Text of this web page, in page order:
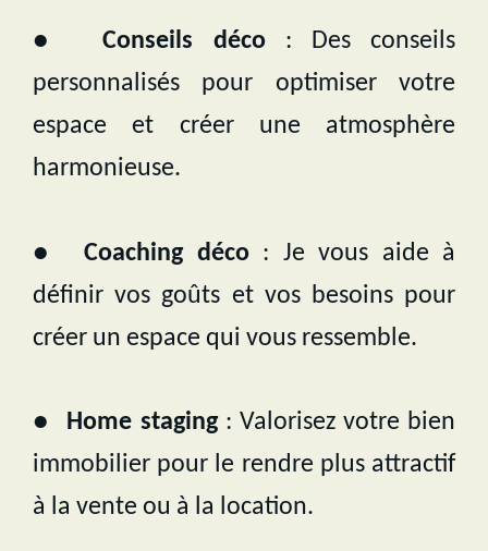
●Conseils déco: Des conseils
personnalisés pour optimiser votre
espace et créer une atmosphère
harmonieuse.
●Coaching déco: Je vous aide à
définir vos goûts et vos besoins pour
créer un espace qui vous ressemble.
● Home staging: Valorisez votre bien
immobilier pour le rendre plus attractif
à la vente ou à la location.